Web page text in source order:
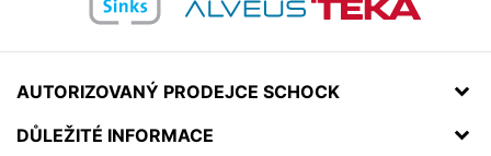
AUTORIZOVANÝ PRODEJCE SCHOCK
DŮLEŽITÉ INFORMACE